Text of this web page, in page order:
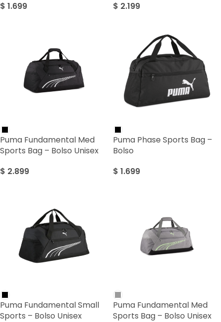
$ 1.699
$ 2.199
Puma Fundamental Med
Sports Bag – Bolso Unisex
$ 2.899
Puma Phase Sports Bag –
Bolso
$ 1.699
Puma Fundamental Small
Sports – Bolso Unisex
Puma Fundamental Med
Sports Bag – Bolso Unisex